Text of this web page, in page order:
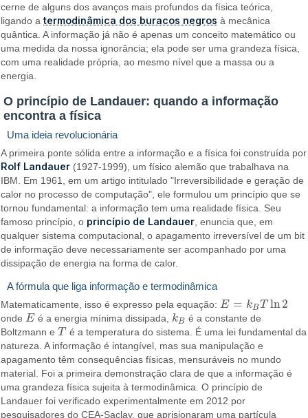
cerne de alguns dos avanços mais profundos da física teórica,
ligando atermodinâmica dos buracos negros à mecânica
quântica. A informação já não é apenas um conceito matemático ou
uma medida da nossa ignorância; ela pode ser uma grandeza física,
com uma realidade própria, ao mesmo nível que a massa ou a
energia.
O princípio de Landauer: quando a informação
encontra a física
Uma ideia revolucionária
A primeira ponte sólida entre a informação e a física foi construída por
Rolf Landauer (1927-1999), um físico alemão que trabalhava na
IBM. Em 1961, em um artigo intitulado "Irreversibilidade e geração de
calor no processo de computação", ele formulou um princípio que se
tornou fundamental: a informação tem uma realidade física. Seu
famoso princípio, o princípio de Landauer , enuncia que, em
qualquer sistema computacional, o apagamento irreversível de um bit
de informação deve necessariamente ser acompanhado por uma
dissipação de energia na forma de calor.
A fórmula que liga informação e termodinâmica
Matematicamente, isso é expresso pela equação:E = kBT ln2
E= kB Tln2
ondeE
E é a energia mínima dissipada, kB
kB é a constante de
Boltzmann eT
T é a temperatura do sistema. É uma lei fundamental da
natureza. A informação é intangível, mas sua manipulação e
apagamento têm consequências físicas, mensuráveis no mundo
material. Foi a primeira demonstração clara de que a informação é
uma grandeza física sujeita à termodinâmica. O princípio de
Landauer foi verificado experimentalmente em 2012 por
pesquisadores do CEA-Saclay, que aprisionaram uma partícula